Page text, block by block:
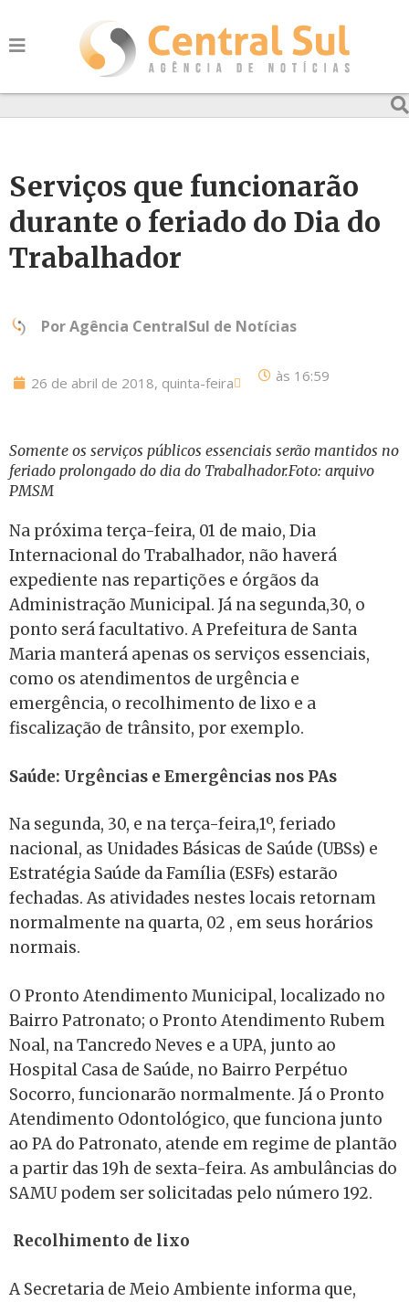
Serviços que funcionarão
durante o feriado do Dia do
Trabalhador
PorAgência CentralSul de Notícias
26 de abril de 2018, quinta-feira às 16:59
Somente os serviços públicos essenciais serão mantidos no
feriado prolongado do dia do Trabalhador.Foto: arquivo
PMSM
Na próxima terça-feira, 01 de maio, Dia
Internacional do Trabalhador, não haverá
expediente nas repartições e órgãos da
Administração Municipal. Já na segunda,30, o
ponto será facultativo. A Prefeitura de Santa
Maria manterá apenas os serviços essenciais,
como os atendimentos de urgência e
emergência, o recolhimento de lixo e a
fiscalização de trânsito, por exemplo.
Saúde: Urgências e Emergências nos PAs
Na segunda, 30, e na terça-feira,1º, feriado
nacional, as Unidades Básicas de Saúde (UBSs) e
Estratégia Saúde da Família (ESFs) estarão
fechadas. As atividades nestes locais retornam
normalmente na quarta, 02 , em seus horários
normais.
O Pronto Atendimento Municipal, localizado no
Bairro Patronato; o Pronto Atendimento Rubem
Noal, na Tancredo Neves e a UPA, junto ao
Hospital Casa de Saúde, no Bairro Perpétuo
Socorro, funcionarão normalmente. Já o Pronto
Atendimento Odontológico, que funciona junto
ao PA do Patronato, atende em regime de plantão
a partir das 19h de sexta-feira. As ambulâncias do
SAMU podem ser solicitadas pelo número 192.
Recolhimento de lixo
A Secretaria de Meio Ambiente informa que,